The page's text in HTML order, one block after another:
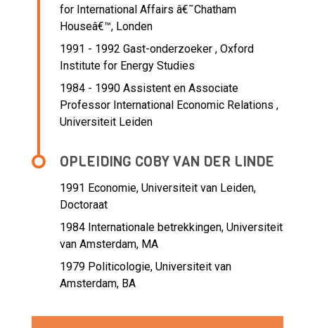
for International Affairs â€˜Chatham
Houseâ€™, Londen
1991 - 1992 Gast-onderzoeker , Oxford
Institute for Energy Studies
1984 - 1990 Assistent en Associate
Professor International Economic Relations ,
Universiteit Leiden
OPLEIDING COBY VAN DER LINDE
1991 Economie, Universiteit van Leiden,
Doctoraat
1984 Internationale betrekkingen, Universiteit
van Amsterdam, MA
1979 Politicologie, Universiteit van
Amsterdam, BA